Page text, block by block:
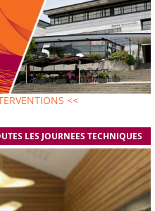
<<
LES JOURNEES TECHNIQUES